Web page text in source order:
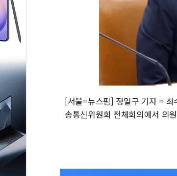
[서울=뉴스핌] 정일구 기자 =
송통신위원회 전체회의에서